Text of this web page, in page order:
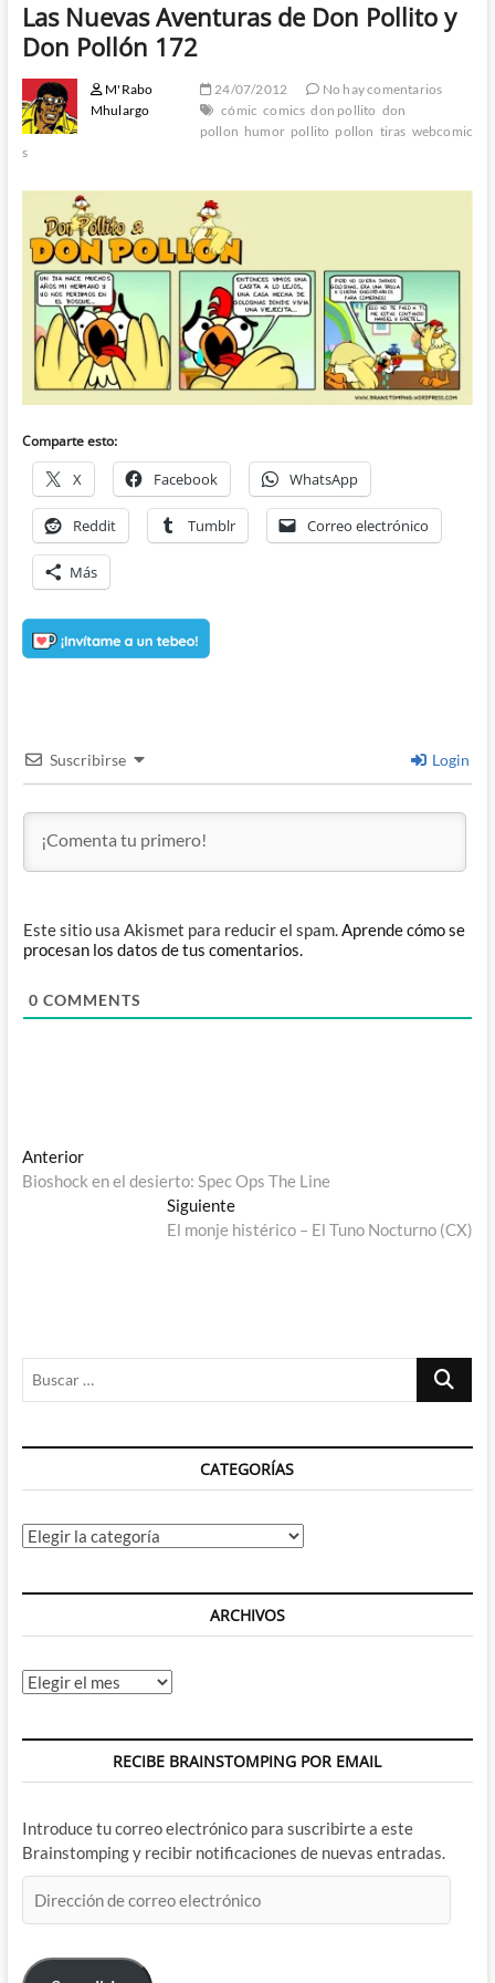
Las Nuevas Aventuras de Don Pollito y
Don Pollón 172
M'Rabo
Mhulargo
24/07/2012
No hay comentarios
cómic comics don pollito don
pollon humor pollito pollon tiras webcomic
s
Comparte esto:
X Facebook WhatsApp
Reddit Tumblr Correo electrónico
Más
Suscribirse Login
Este sitio usa Akismet para reducir el spam.Aprende cómo se
procesan los datos de tus comentarios.
0 COMMENTS
Navegación
de
AnteriorEntrada
anterior:
Bioshock en el desierto: Spec Ops The Line
SiguienteEntrada
siguiente:
El monje histérico – El Tuno Nocturno (CX)
Buscar
CATEGORÍAS
Categorías
ARCHIVOS
Archivos
RECIBE BRAINSTOMPING POR EMAIL
Introduce tu correo electrónico para suscribirte a este
Brainstomping y recibir notificaciones de nuevas entradas.
de
electrónico